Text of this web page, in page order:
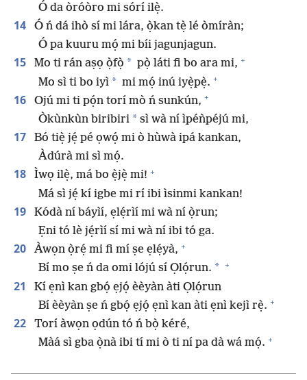
Ó da òróòro mi sórí ilẹ̀.
14
Ó ń dá ihò sí mi lára, ọ̀kan tẹ̀ lé òmíràn;
Ó pa kuuru mọ́ mi bíi jagunjagun.
15 Mo ti rán aṣọ ọ̀fọ̀ * pọ̀ láti fi bo ara mi, +
Mo sì ti bo iyì * mi mọ́ inú iyẹ̀pẹ̀. +
16 Ojú mi ti pọ́n torí mò ń sunkún, +
Òkùnkùn biribiri * sì wà ní ìpéǹpéjú mi,
17
Bó tiẹ̀ jẹ́ pé ọwọ́ mi ò hùwà ipá kankan,
Àdúrà mi sì mọ́.
18 Ìwọ ilẹ̀, má bo ẹ̀jẹ̀ mi! +
Má sì jẹ́ kí igbe mi rí ibi ìsinmi kankan!
19
Kódà ní báyìí, ẹlẹ́rìí mi wà ní ọ̀run;
Ẹni tó lè jẹ́rìí sí mi wà ní ibi tó ga.
20 Àwọn ọ̀rẹ́ mi fi mí ṣe ẹlẹ́yà, +
Bí mo ṣe ń da omi lójú sí Ọlọ́run. * +
21
Kí ẹnì kan gbọ́ ẹjọ́ èèyàn àti Ọlọ́run
Bí èèyàn ṣe ń gbọ́ ẹjọ́ ẹnì kan àti ẹnì kejì rẹ̀. +
22
Torí àwọn ọdún tó ń bọ̀ kéré,
Màá sì gba ọ̀nà ibi tí mi ò ti ní pa dà wá mọ́. +